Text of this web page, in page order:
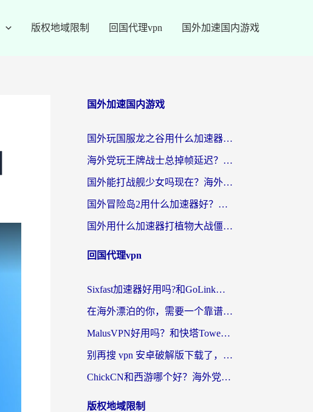
版权地域限制 回国代理vpn 国外加速国内游戏
国外加速国内游戏
国外玩国服龙之谷用什么加速器最好？一份给海外游子的终极指南
海外党玩王牌战士总掉帧延迟？这份王牌战士延迟加速器终极指南救你命
国外能打战舰少女吗现在？海外玩家的国服游戏加速终极指南
国外冒险岛2用什么加速器好？海外党国服游戏畅玩全攻略（附鸣潮哈利波特加速技巧）
国外用什么加速器打植物大战僵尸好？海外党国服游戏加速终极指南
回国代理vpn
Sixfast加速器好用吗?和GoLink加速器对比哪个回国效果更好?海外党亲测实用指南
在海外漂泊的你，需要一个靠谱的“回国机场”
MalusVPN好用吗？和快塔TowerFastVPN对比哪个回国效果更好？海外党亲测实用指南
别再搜 vpn 安卓破解版下载了，海外党回国上网的正确姿势在这里
ChickCN和西游哪个好？海外党2026亲测回国加速器选择指南（附expressvpn中国对比）
版权地域限制